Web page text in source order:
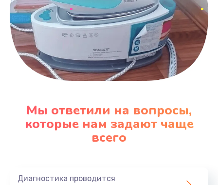
Мы ответили на вопросы,
которые нам задают чаще
всего
Диагностика проводится